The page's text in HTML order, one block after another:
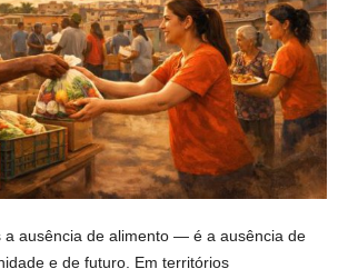
a ausência de alimento — é a ausência de
e de futuro. Em territórios